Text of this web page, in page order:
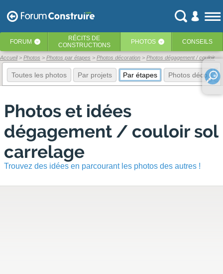
FORUM ‹ RÉCITS DE
CONSTRUCTIONS
PHOTOS ‹ CONSEILS
Accueil Photos Photos par étapes Photos décoration Photos dégagement / couloir
Toutes les photos Par projets Par étapes Photos déco
Photos et idées
dégagement / couloir sol
carrelage
Trouvez des idées en parcourant les photos des autres !